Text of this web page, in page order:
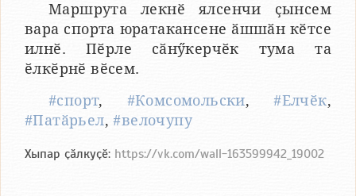
Маршрута лекнӗ ялсенчи ҫынсем
вара спорта юратакансене ӑшшӑн кӗтсе
илнӗ. Пӗрле сӑнӳкерчӗк тума та
ӗлкӗрнӗ вӗсем.
#спорт, #Комсомольски,#Елчӗк,
#Патӑрьел,#велочупу
Хыпар ҫӑлкуҫӗ: https://vk.com/wall-163599942_19002